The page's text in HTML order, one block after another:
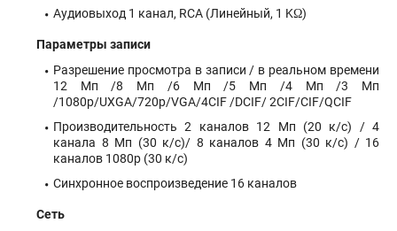
Аудиовыход 1 канал, RCA (Линейный, 1 KΩ)
Параметры записи
Разрешение просмотра в записи / в реальном времени
12 Мп /8 Мп /6 Мп /5 Мп /4 Мп /3 Мп
/1080p/UXGA/720p/VGA/4CIF /DCIF/ 2CIF/CIF/QCIF
Производительность 2 каналов 12 Мп (20 к/с) / 4
канала 8 Мп (30 к/с)/ 8 каналов 4 Мп (30 к/с) / 16
каналов 1080p (30 к/с)
Синхронное воспроизведение 16 каналов
Сеть